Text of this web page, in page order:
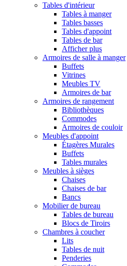
Tables d'intérieur
Tables à manger
Tables basses
Tables d'appoint
Tables de bar
Afficher plus
Armoires de salle à manger
Buffets
Vitrines
Meubles TV
Armoires de bar
Armoires de rangement
Bibliothèques
Commodes
Armoires de couloir
Meubles d'appoint
Étagères Murales
Buffets
Tables murales
Meubles à sièges
Chaises
Chaises de bar
Bancs
Mobilier de bureau
Tables de bureau
Blocs de Tiroirs
Chambres à coucher
Lits
Tables de nuit
Penderies